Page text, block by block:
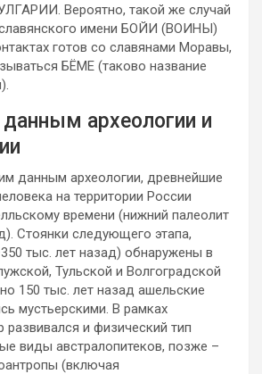
Вероятно, такой же случай
имени БОЙИ (ВОИНЫ)
готов со славянами Моравы,
БЁМЕ (таково название
археологии и
данным археологии, древнейшие
на территории России
времени (нижний палеолит
Стоянки следующего этапа,
тыс. лет назад) обнаружены в
Тульской и Волгоградской
150 тыс. лет назад ашельские
мустьерскими. В рамках
развивался и физический тип
виды австралопитеков, позже –
(включая